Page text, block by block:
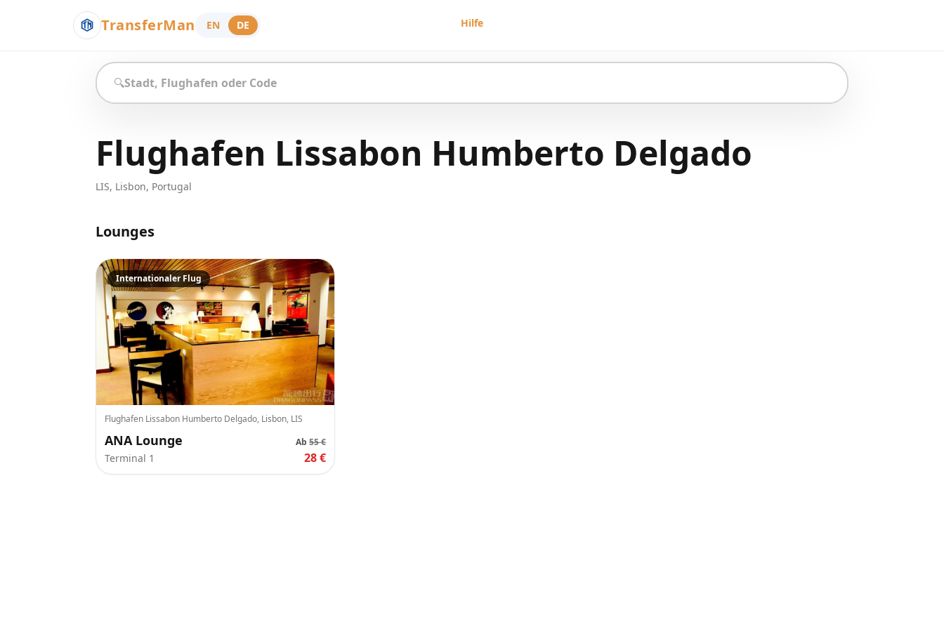
TransferMan EN DE Hilfe
🔍
Flughafen Lissabon Humberto Delgado
LIS, Lisbon, Portugal
Lounges
Internationaler Flug
Flughafen Lissabon Humberto Delgado, Lisbon, LIS
ANA Lounge Ab 55 €
Terminal 1 28 €